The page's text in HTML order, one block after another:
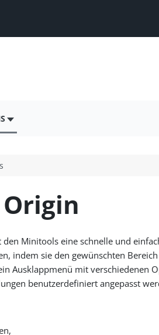
Minitools eine schnelle und
indem sie den gewünschten
Ausklappmenü mit verschiedenen
benutzerdefiniert angepasst